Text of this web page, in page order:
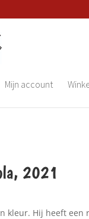
Mijn account
2021
kleur. Hij heeft een